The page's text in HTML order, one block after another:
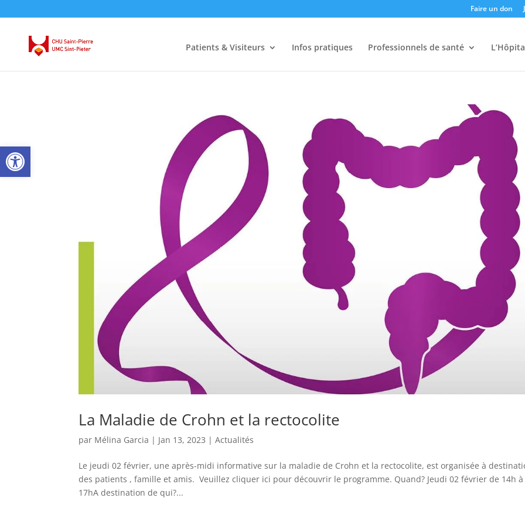
Ouvrir la barre d’outils
Faire un don
Patients & Visiteurs Infos pratiques Professionnels de santé
La Maladie de Crohn et la rectocolite
par Mélina Garcia | Jan 13, 2023 |Actualités
Le jeudi 02 février, une après-midi informative sur la maladie de Crohn et la rectocolite, est organisée à
des patients , famille et amis. Veuillez cliquer ici pour découvrir le programme. Quand? Jeudi 02 février de 14h à
17hA destination de qui?...